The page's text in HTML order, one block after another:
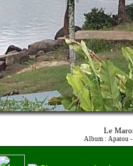
Le
Album : Apatou -